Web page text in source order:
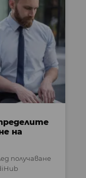
на
получаване